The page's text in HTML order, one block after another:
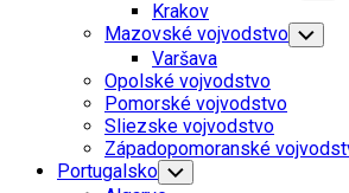
Child
Menu
Krakov
Mazovské vojvodstvo Toggle
Child
Varšava
Opolské vojvodstvo
Pomorské vojvodstvo
Sliezske vojvodstvo
Západopomoranské
Portugalsko Toggle
Child